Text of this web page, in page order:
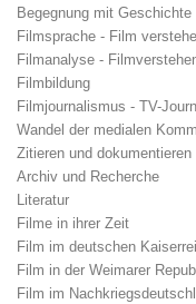
Begegnung mit Geschichte
Filmsprache - Film
Filmanalyse -
Filmbildung
Filmjournalismus - TV-
Wandel der medialen
Zitieren und dokumentieren
Archiv und Recherche
Literatur
Filme in ihrer Zeit
Film im deutschen
Film in der Weimarer
Film im